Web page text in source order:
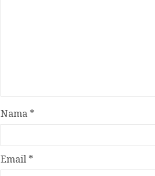
Nama *
Email *